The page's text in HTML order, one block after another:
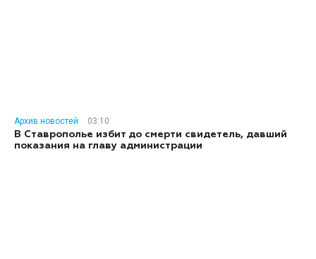
Архив новостей
03:10
В Ставрополье избит до смерти свидетель, давший
показания на главу администрации